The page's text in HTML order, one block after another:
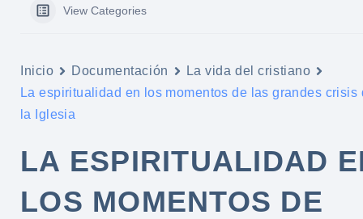
View Categories
Inicio Documentación
La vida del cristiano
La espiritualidad en los momentos de las grandes crisis
la Iglesia
LA ESPIRITUALIDAD
LOS MOMENTOS DE